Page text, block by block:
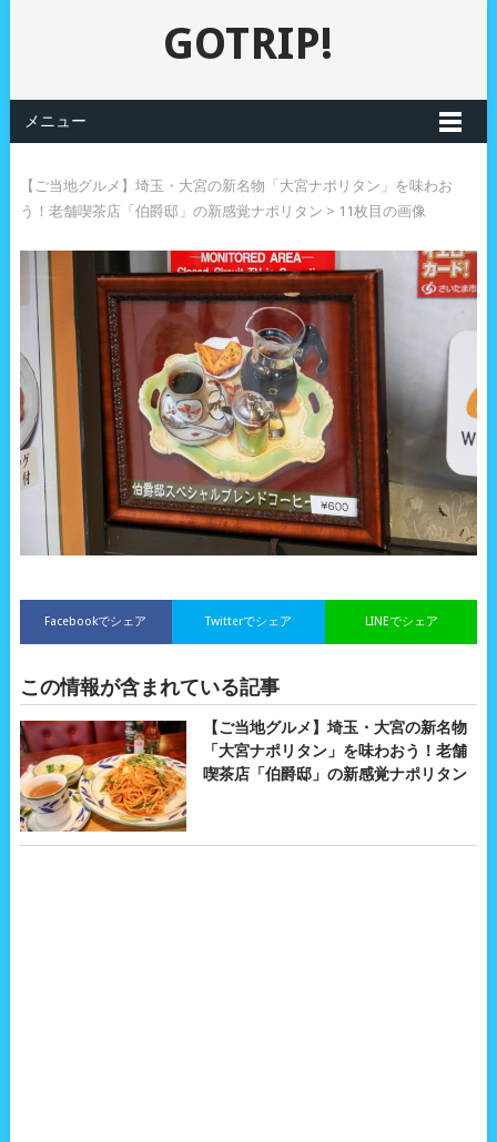
GOTRIP!
メニュー
【ご当地グルメ】埼玉・大宮の新名物「大宮ナポリタン」を味わお
う！老舗喫茶店「伯爵邸」の新感覚ナポリタン > 11枚目の画像
Facebookでシェア LINEでシェア
Twitterでシェア
この情報が含まれている記事
【ご当地グルメ】埼玉・大宮の新名物
「大宮ナポリタン」を味わおう！老舗
喫茶店「伯爵邸」の新感覚ナポリタン